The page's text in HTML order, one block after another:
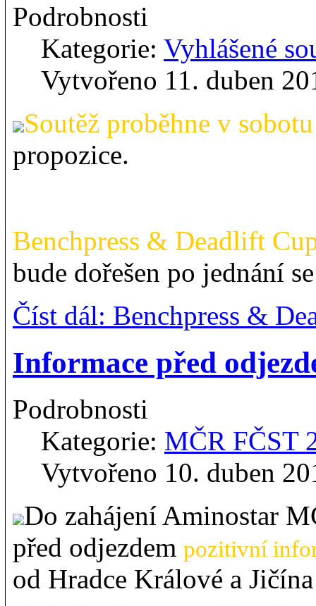
Podrobnosti
Kategorie: Vyhlášené
Vytvořeno 11. duben
Soutěž proběhne v
propozice.
Benchpress & Deadlift
bude dořešen po jednání
Číst dál: Benchpress &
Informace před
Podrobnosti
Kategorie: MČR FČST
Vytvořeno 10. duben
Do zahájení Aminostar
před odjezdem pozitivní
od Hradce Králové a